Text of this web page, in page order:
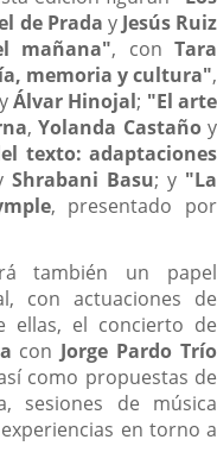
de Prada yJesús Ruiz
mañana", conTara
memoria y cultura",
yÁlvar Hinojal; "El arte
,Yolanda Castañoy
texto: adaptaciones
Shrabani Basu; y "La
, presentado por
también un papel
con actuaciones de
ellas, el concierto de
conJorge Pardo Trío
como propuestas de
sesiones de música
en torno a